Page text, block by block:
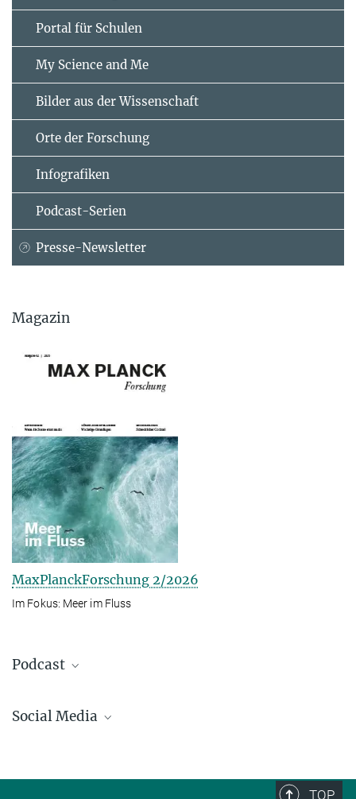
Portal für Schulen
My Science and Me
Bilder aus der Wissenschaft
Orte der Forschung
Infografiken
Podcast-Serien
Presse-Newsletter
Magazin
MaxPlanckForschung 2/2026
Im Fokus: Meer im Fluss
Podcast
Social Media
TOP